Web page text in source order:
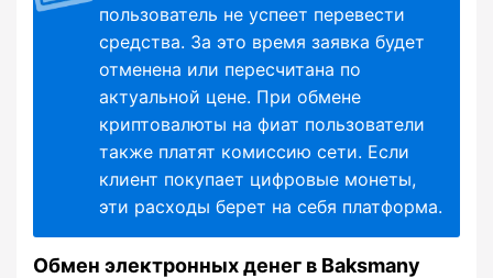
пользователь не успеет перевести
средства. За это время заявка будет
отменена или пересчитана по
актуальной цене. При обмене
криптовалюты на фиат пользователи
также платят комиссию сети. Если
клиент покупает цифровые монеты,
эти расходы берет на себя платформа.
Обмен электронных денег в Baksmany